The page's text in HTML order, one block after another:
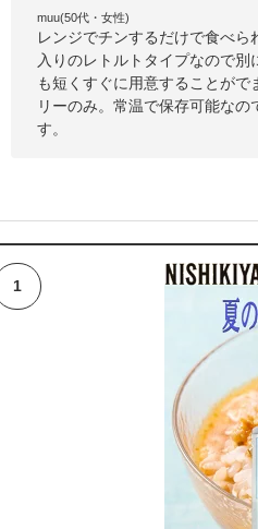
muu(50代・女性)
レンジでチンするだけで食べ
入りのレトルトタイプなので
も短くすぐに用意することが
リーのみ。常温で保存可能な
す。
1